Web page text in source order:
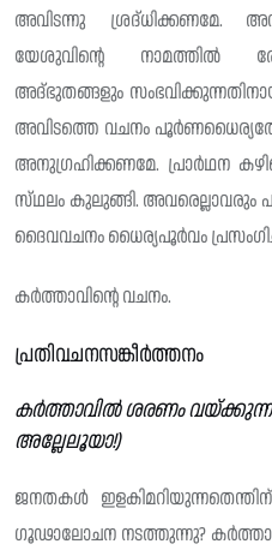
അവിടന്നു ശ്രദ്‌ധിക്കണമേ.
യേശുവിന്റെ നാമത്തിൽ
അദ്‌ഭുതങ്ങളും
അവിടത്തെ വചനം
അനുഗ്രഹിക്കണമേ. പ്രാർഥന
സ്‌ഥലം കുലുങ്ങി. അവരെല്ലാവരും
ദൈവവചനം ധൈര്യപൂർവം
കർത്താവിന്റെ വചനം.
പ്രതിവചനസങ്കീർത്തനം
കർത്താവിൽ ശരണം
അല്ലേലൂയാ!)
ജനതകൾ
ഗൂഢാലോചന നടത്തുന്നു?